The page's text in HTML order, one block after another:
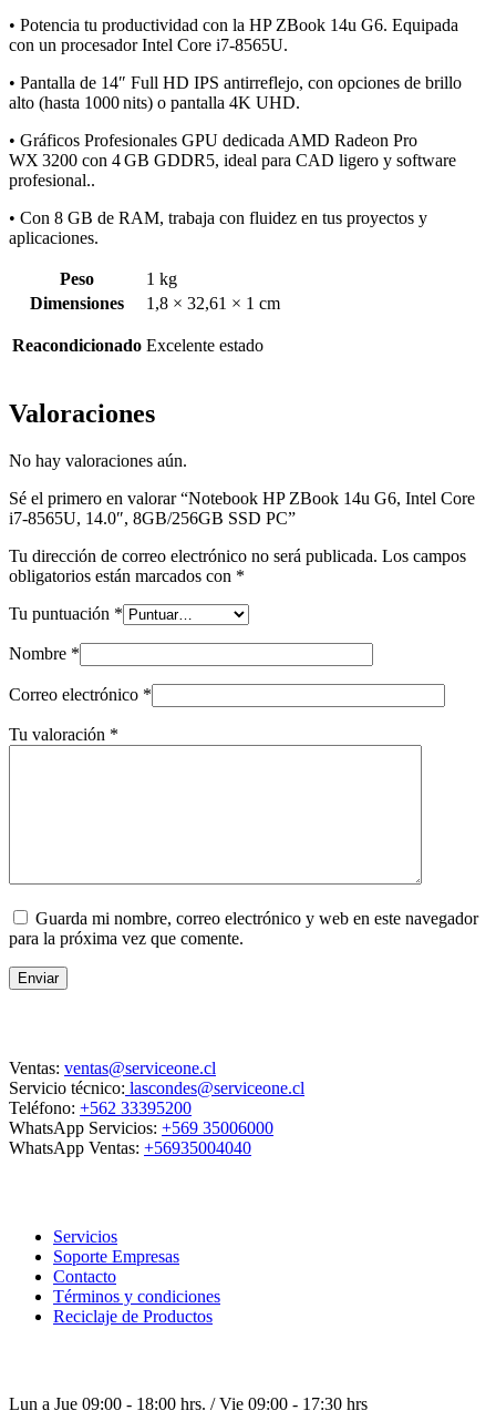
• Potencia tu productividad con la HP ZBook 14u G6. Equipada
con un procesador Intel Core i7-8565U.
• Pantalla de 14″ Full HD IPS antirreflejo, con opciones de brillo
alto (hasta 1000 nits) o pantalla 4K UHD.
• Gráficos Profesionales GPU dedicada AMD Radeon Pro
WX 3200 con 4 GB GDDR5, ideal para CAD ligero y software
profesional..
• Con 8 GB de RAM, trabaja con fluidez en tus proyectos y
aplicaciones.
Peso
1 kg
Dimensiones
1,8 × 32,61 × 1 cm
Reacondicionado Excelente estado
Valoraciones
No hay valoraciones aún.
Sé el primero en valorar “Notebook HP ZBook 14u G6, Intel Core
i7-8565U, 14.0″, 8GB/256GB SSD PC”
Tu dirección de correo electrónico no será publicada. Los campos
obligatorios están marcados con *
Tu puntuación *
Nombre *
Correo electrónico *
Tu valoración *
Guarda mi nombre, correo electrónico y web en este navegador
para la próxima vez que comente.
Enviar
Ventas: ventas@serviceone.cl
Servicio técnico: lascondes@serviceone.cl
Teléfono: +562 33395200
WhatsApp Servicios: +569 35006000
WhatsApp Ventas: +56935004040
Servicios
Soporte Empresas
Contacto
Términos y condiciones
Reciclaje de Productos
Lun a Jue 09:00 - 18:00 hrs. / Vie 09:00 - 17:30 hrs